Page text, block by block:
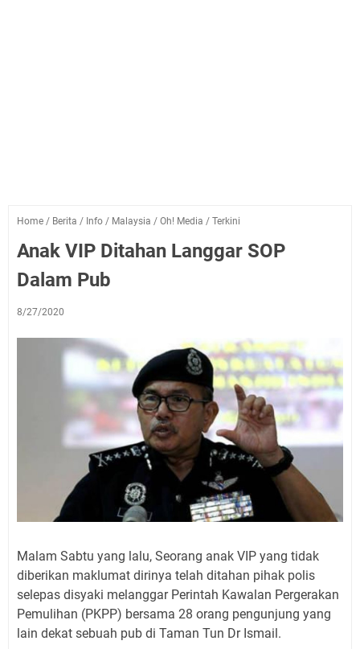
Home / Berita / Info / Malaysia / Oh! Media / Terkini
Anak VIP Ditahan Langgar SOP
Dalam Pub
8/27/2020
Malam Sabtu yang lalu, Seorang anak VIP yang tidak
diberikan maklumat dirinya telah ditahan pihak polis
selepas disyaki melanggar Perintah Kawalan Pergerakan
Pemulihan (PKPP) bersama 28 orang pengunjung yang
lain dekat sebuah pub di Taman Tun Dr Ismail.